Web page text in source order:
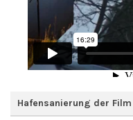
Hafensanierung der Film